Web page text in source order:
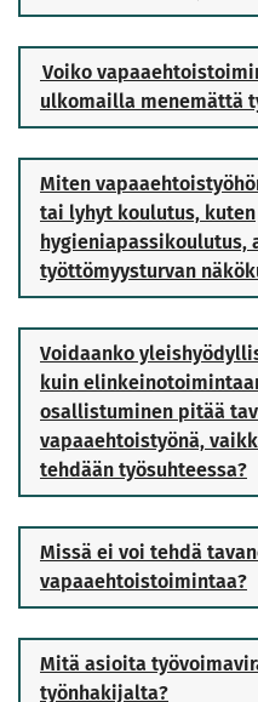
Voiko
ulkomailla menemättä
Miten
tai lyhyt koulutus, kuten
hygieniapassikoulutus,
työttömyysturvan
Voidaanko
kuin
osallistuminen pitää
vapaaehtoistyönä,
tehdään työsuhteessa?
Missä ei voi tehdä
vapaaehtoistoimintaa?
Mitä asioita
työnhakijalta?